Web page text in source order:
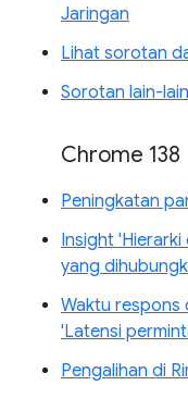
Jaringan
Lihat sorotan
Sorotan lain-lain
Chrome 138
Peningkatan
Insight
yang
Waktu respons
'Latensi
Pengalihan di